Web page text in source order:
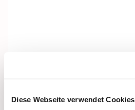
Diese Webseite verwendet Cookies